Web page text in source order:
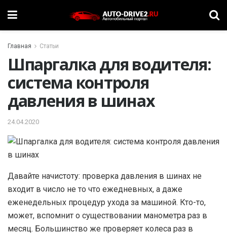
Главная Статьи
Шпаргалка для водителя:
система контроля
давления в шинах
24.04.2020
Давайте начистоту: проверка давления в шинах не
входит в число не то что ежедневных, а даже
еженедельных процедур ухода за машиной. Кто-то,
может, вспомнит о существовании манометра раз в
месяц. Большинство же проверяет колеса раз в